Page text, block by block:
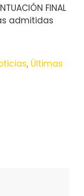
FINAL
admitidas
, Últimas